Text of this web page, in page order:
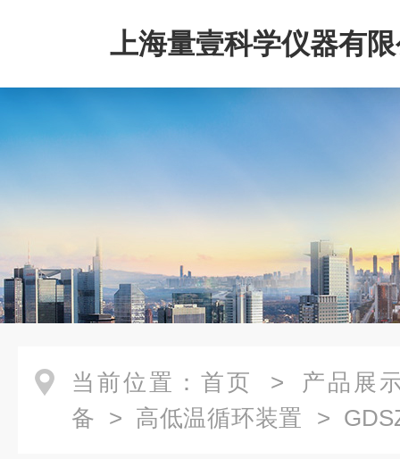
上海量壹科学仪器有
当前位置： 首页 > 产品展
备 > 高低温循环装置 >